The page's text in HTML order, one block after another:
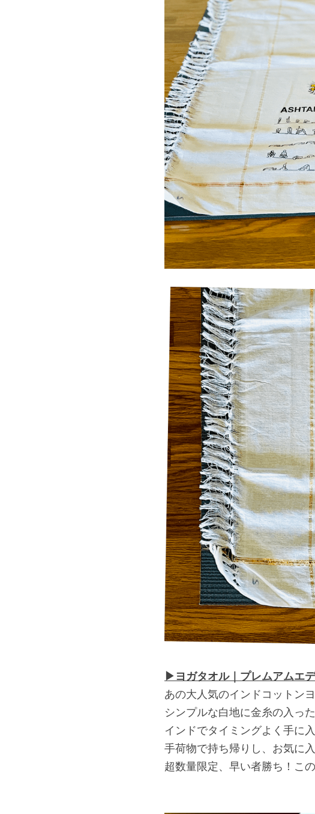
▶︎ヨガタオル｜プレムアムエ
あの大人気のインドコットン
シンプルな白地に金糸の入っ
インドでタイミングよく手に
手荷物で持ち帰りし、お気に
超数量限定、早い者勝ち！こ